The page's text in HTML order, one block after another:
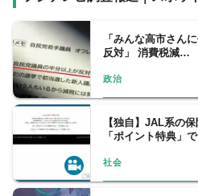
問題に特に関心
プライベートで
と家事育児の両
「みんな高市さん
反対」 消費税減…
政治
【独自】JAL系の
「ポイント特典」
社会